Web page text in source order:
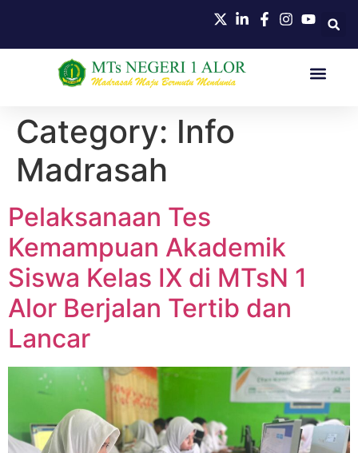
Category: Info
Madrasah
Pelaksanaan Tes
Kemampuan Akademik
Siswa Kelas IX di MTsN 1
Alor Berjalan Tertib dan
Lancar